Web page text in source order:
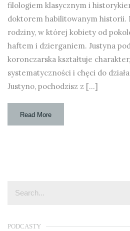
filologiem klasycznym i
doktorem habilitowanym historii.
rodziny, w której kobiety od
haftem i dzierganiem. Justyna
koronczarska kształtuje
systematyczności i chęci do
Justyno, pochodzisz z […]
Read More
PODCASTY